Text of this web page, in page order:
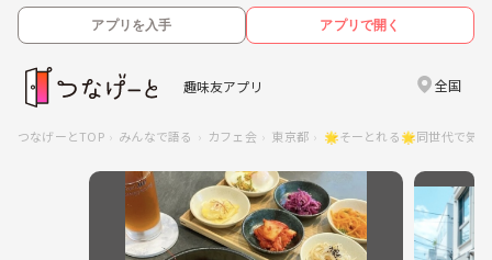
アプリを入手 アプリで開く
趣味友アプリ 全国
つなげーとTOP みんなで語る カフェ会 東京都 🌟そーとれる🌟同世代で気